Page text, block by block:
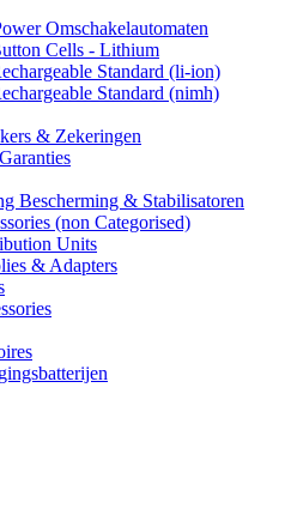
Omschakelautomaten
Cells - Lithium
Standard (li-ion)
Standard (nimh)
& Zekeringen
Bescherming & Stabilisatoren
(non Categorised)
Units
& Adapters